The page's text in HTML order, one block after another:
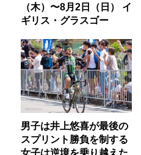
（木）〜8月2日（日） イ
ギリス・グラスゴー
男子は井上悠喜が最後の
スプリント勝負を制する
女子は逆境を乗り越えた